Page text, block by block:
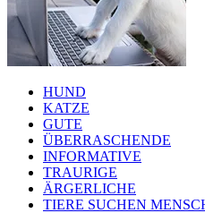
HUND
KATZE
GUTE
ÜBERRASCHENDE
INFORMATIVE
TRAURIGE
ÄRGERLICHE
TIERE SUCHEN